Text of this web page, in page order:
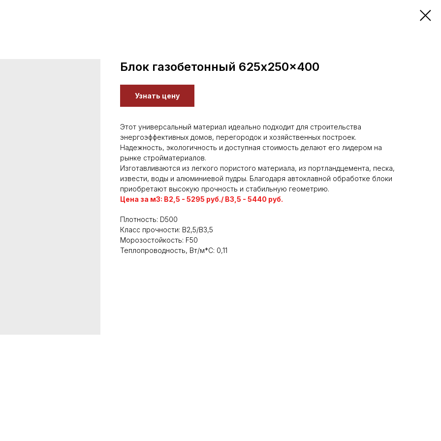
Блок газобетонный 625x250x400
Узнать цену
Этот универсальный материал идеально подходит для строительства
энергоэффективных домов, перегородок и хозяйственных построек.
Надежность, экологичность и доступная стоимость делают его лидером на
рынке стройматериалов.
Изготавливаются из легкого пористого материала, из портландцемента, песка,
извести, воды и алюминиевой пудры. Благодаря автоклавной обработке блоки
приобретают высокую прочность и стабильную геометрию.
Цена за м3: В2,5 - 5295 руб./ В3,5 - 5440 руб.
Плотность: D500
Класс прочности: В2,5/В3,5
Морозостойкость: F50
Теплопроводность, Вт/м*С: 0,11